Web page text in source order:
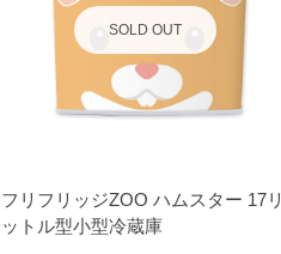
SOLD OUT
フリフリッジZOO ハムスター 17リ
ットル型小型冷蔵庫